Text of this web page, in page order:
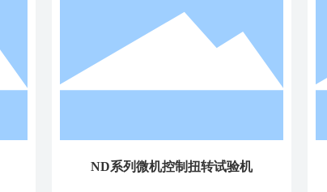
ND系列微机控制扭转试验机